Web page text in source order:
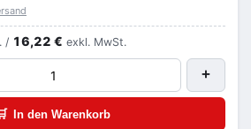
/ 16,22 € exkl. MwSt.
+
In den Warenkorb